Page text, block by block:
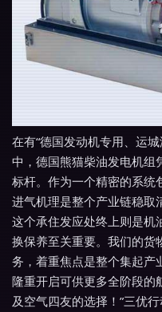
在有“德国发动机专用、运
中，德国熊猫柴油发电机组
标杆。作为一个精密的系统
进气机理是整个产业链稳
这个承住发应处终上则是机
换保养至关重要。我们的货
务，着重焦点是整个集起产
隆重开启可供更多全阶段的
及空气四友的选择！”三优